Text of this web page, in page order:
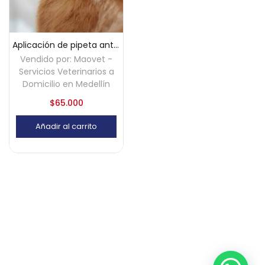
Aplicación de pipeta anti pulgas para perros y gatos a domicilio – Medellín
Vendido por: Maovet -
Servicios Veterinarios a
Domicilio en Medellín
$65.000
Añadir al carrito